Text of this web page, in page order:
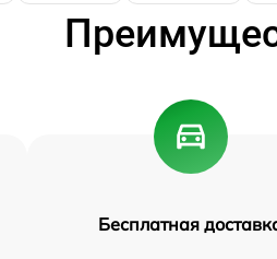
Бесплатная